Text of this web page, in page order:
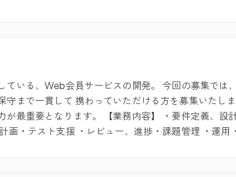
ている、Web会員サービスの開発。 今回の募集では
守まで一貫して 携わっていただける方を募集いたしま
が最重要となります。 【業務内容】 ・要件定義、設
画・テスト支援 ・レビュー、進捗・課題管理 ・運用